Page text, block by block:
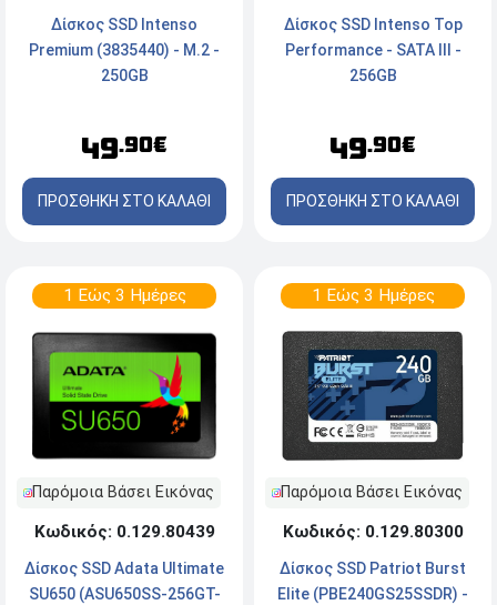
Δίσκος SSD Ιntenso
Premium (3835440) - M.2 -
250GB
49.90€
ΠΡΟΣΘΗΚΗ ΣΤΟ ΚΑΛΑΘΙ
Δίσκος SSD Intenso Top
Performance - SATA III -
256GB
49.90€
ΠΡΟΣΘΗΚΗ ΣΤΟ ΚΑΛΑΘΙ
1 Εώς 3 Ημέρες
Παρόμοια Βάσει Εικόνας
Κωδικός: 0.129.80439
Δίσκος SSD Adata Ultimate
SU650 (ASU650SS-256GT-
1 Εώς 3 Ημέρες
Παρόμοια Βάσει Εικόνας
Κωδικός: 0.129.80300
Δίσκος SSD Patriot Burst
Elite (PBE240GS25SSDR) -